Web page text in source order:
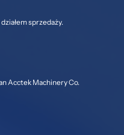
sprzedaży.
Acctek Machinery Co.